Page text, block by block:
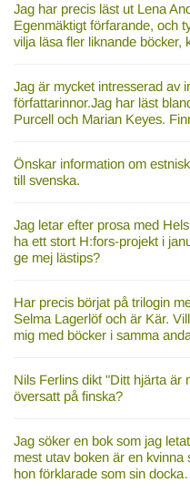
Jag har precis läst ut Lena
Egenmäktigt förfarande, och
vilja läsa fler liknande böcker,
Jag är mycket intresserad av
författarinnor.Jag har läst
Purcell och Marian Keyes.
Önskar information om
till svenska.
Jag letar efter prosa med
ha ett stort H:fors-projekt i
ge mej lästips?
Har precis börjat på trilogin
Selma Lagerlöf och är Kär.
mig med böcker i samma
Nils Ferlins dikt "Ditt hjärta är
översatt på finska?
Jag söker en bok som jag
mest utav boken är en
hon förklarade som sin